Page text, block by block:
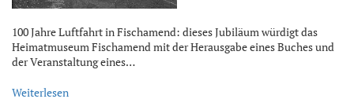
100 Jahre Luftfahrt in Fischamend: dieses Jubiläum würdigt das
Heimatmuseum Fischamend mit der Herausgabe eines Buches und
der Veranstaltung eines…
Weiterlesen